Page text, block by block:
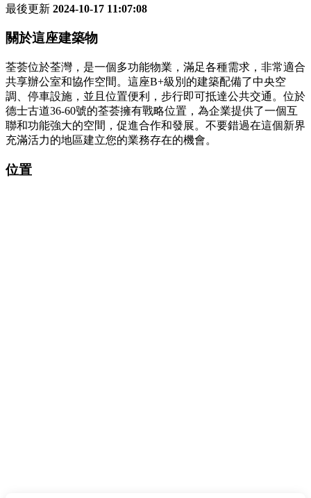
最後更新 2024-10-17 11:07:08
關於這座建築物
荃荟位於荃灣，是一個多功能物業，滿足各種需求，非常適合
共享辦公室和協作空間。這座B+級別的建築配備了中央空
調、停車設施，並且位置便利，步行即可抵達公共交通。位於
德士古道36-60號的荃荟擁有戰略位置，為企業提供了一個互
聯和功能強大的空間，促進合作和發展。不要錯過在這個新界
充滿活力的地區建立您的業務存在的機會。
位置